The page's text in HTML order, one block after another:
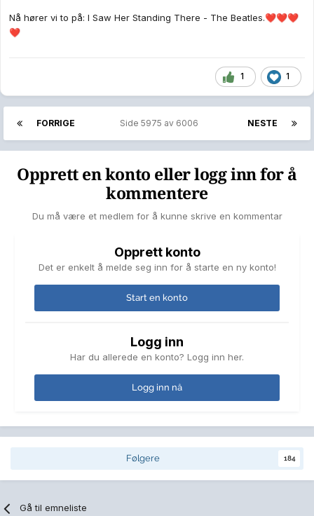
Nå hører vi to på: I Saw Her Standing There - The Beatles.❤️❤️❤️
❤️
1 1
FORRIGE NESTE
Side 5975 av 6006
Opprett en konto eller logg inn for å
kommentere
Du må være et medlem for å kunne skrive en kommentar
Opprett konto
Det er enkelt å melde seg inn for å starte en ny konto!
Start en konto
Logg inn
Har du allerede en konto? Logg inn her.
Logg inn nå
Følgere 184
Gå til emneliste